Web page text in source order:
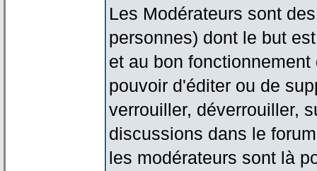
Les Modérateurs sont
personnes) dont le but
et au bon
pouvoir d'éditer ou de
verrouiller, déverrouiller,
discussions dans le
les modérateurs sont là